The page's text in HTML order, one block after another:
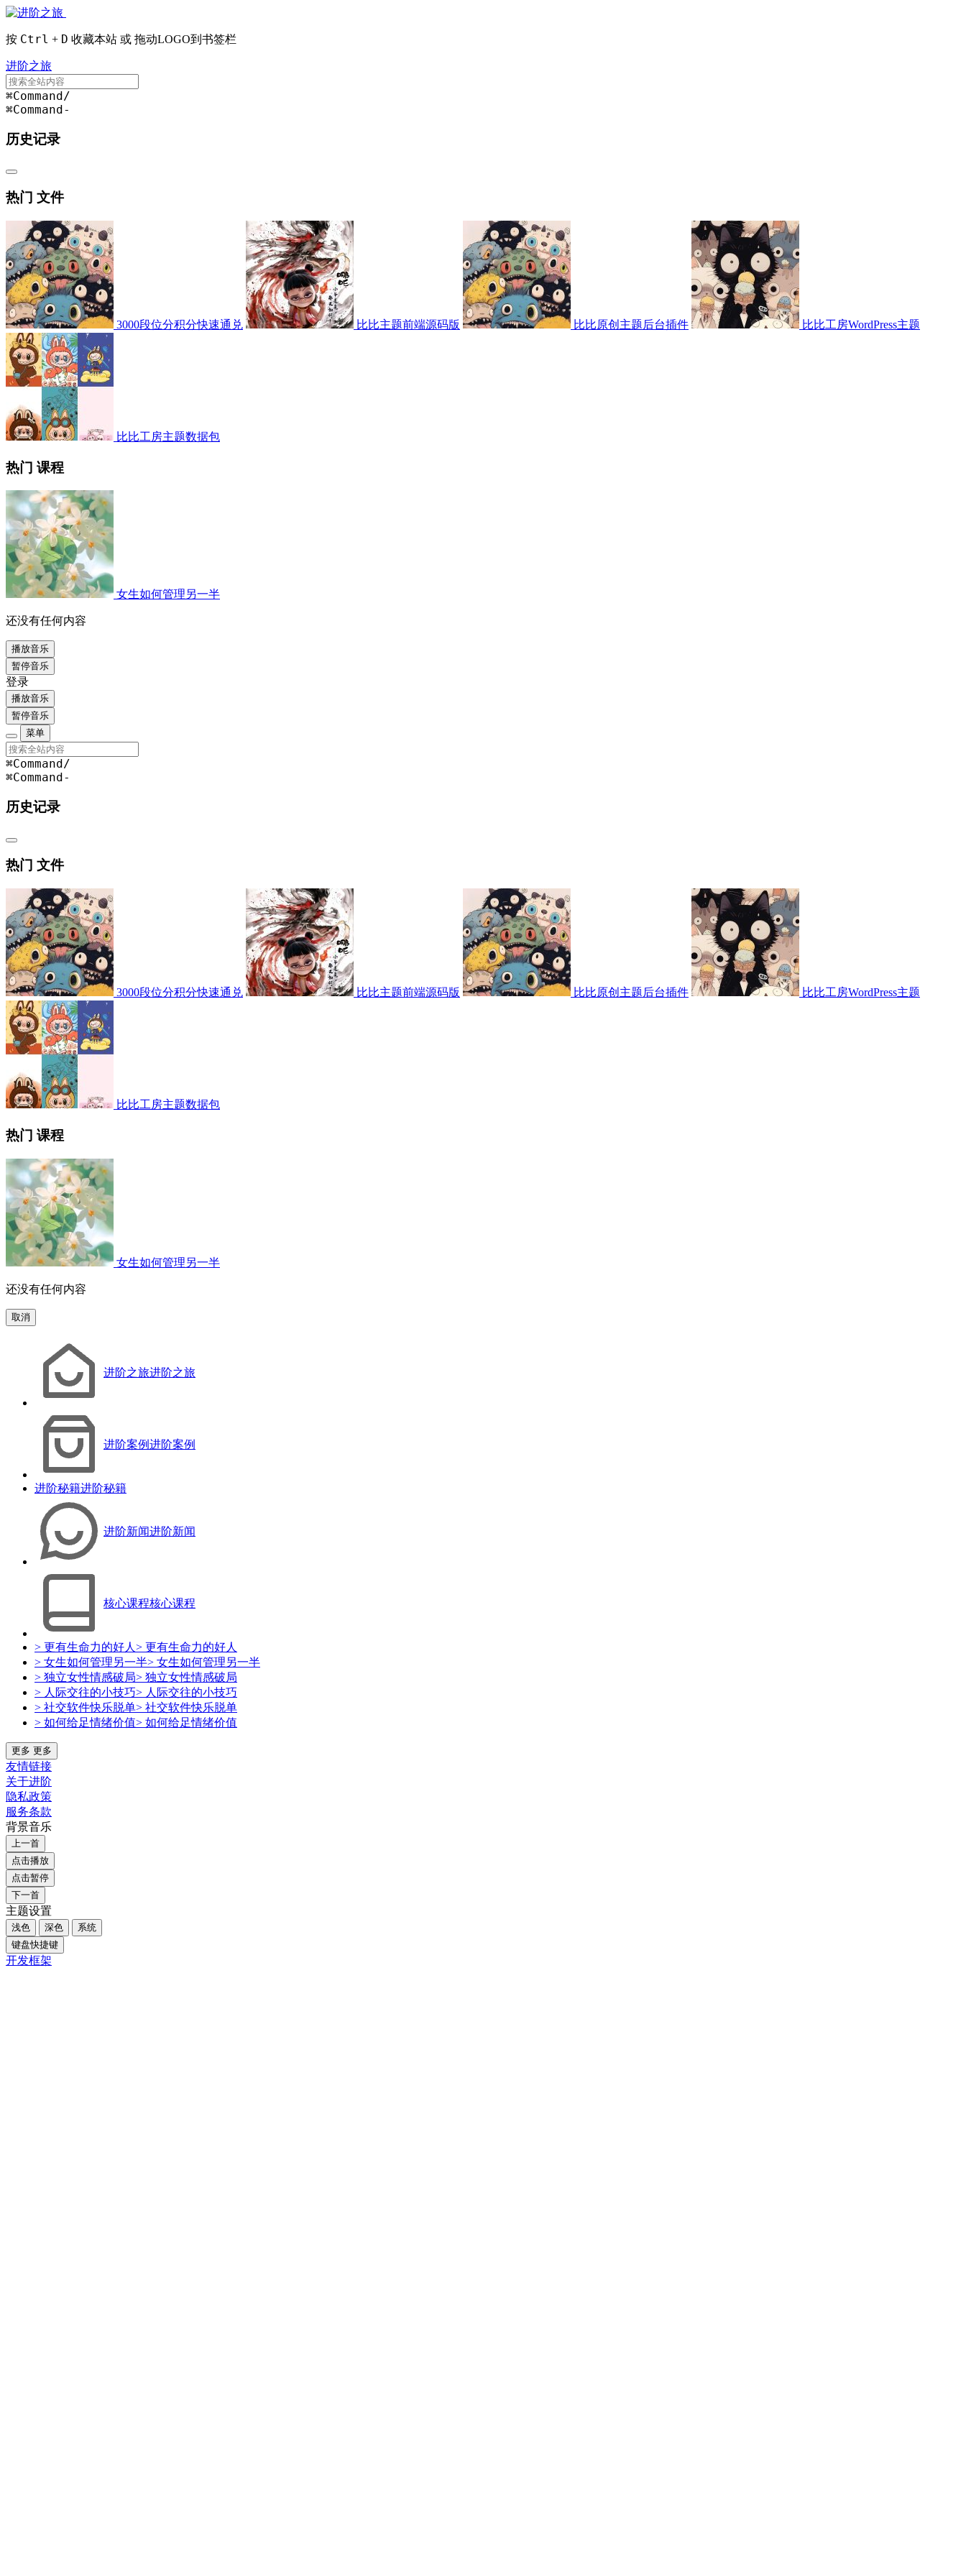
按 Ctrl + D 收藏本站 或 拖动LOGO到书签栏
进阶之旅
⌘Command/
⌘Command-
历史记录
热门 文件
3000段位分积分快速通兑 比比主题前端源码版 比比原创主题后台插件 比比工房WordPress主题
比比工房主题数据包
热门 课程
女生如何管理另一半
还没有任何内容
播放音乐
暂停音乐
登录
播放音乐
暂停音乐
菜单
⌘Command /
⌘Command -
历史记录
热门 文件
3000段位分积分快速通兑 比比主题前端源码版 比比原创主题后台插件 比比工房WordPress主题
比比工房主题数据包
热门 课程
女生如何管理另一半
还没有任何内容
取消
进阶之旅进阶之旅
进阶案例进阶案例
进阶秘籍进阶秘籍
进阶新闻进阶新闻
核心课程核心课程
> 更有生命力的好人 > 更有生命力的好人
> 女生如何管理另一半> 女生如何管理另一半
> 独立女性情感破局> 独立女性情感破局
> 人际交往的小技巧> 人际交往的小技巧
> 社交软件快乐脱单> 社交软件快乐脱单
> 如何给足情绪价值> 如何给足情绪价值
更多 更多
友情链接
关于进阶
隐私政策
服务条款
背景音乐
上一首
点击播放
点击暂停
下一首
主题设置
浅色 深色
系统
键盘快捷键
开发框架